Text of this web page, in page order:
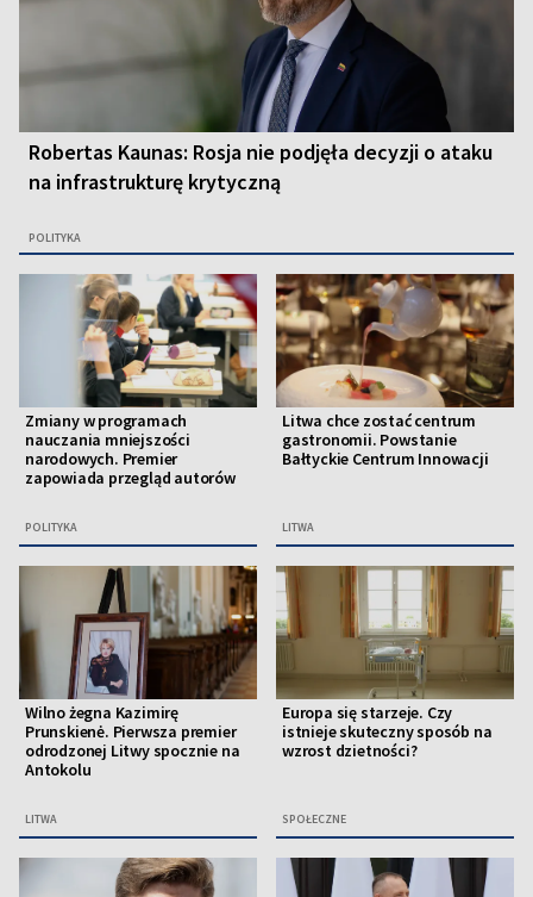
Robertas Kaunas: Rosja nie podjęła decyzji o ataku
na infrastrukturę krytyczną
POLITYKA
Zmiany w programach
nauczania mniejszości
narodowych. Premier
zapowiada przegląd autorów
POLITYKA
Litwa chce zostać centrum
gastronomii. Powstanie
Bałtyckie Centrum Innowacji
LITWA
Wilno żegna Kazimirę
Prunskienė. Pierwsza premier
odrodzonej Litwy spocznie na
Antokolu
LITWA
Europa się starzeje. Czy
istnieje skuteczny sposób na
wzrost dzietności?
SPOŁECZNE